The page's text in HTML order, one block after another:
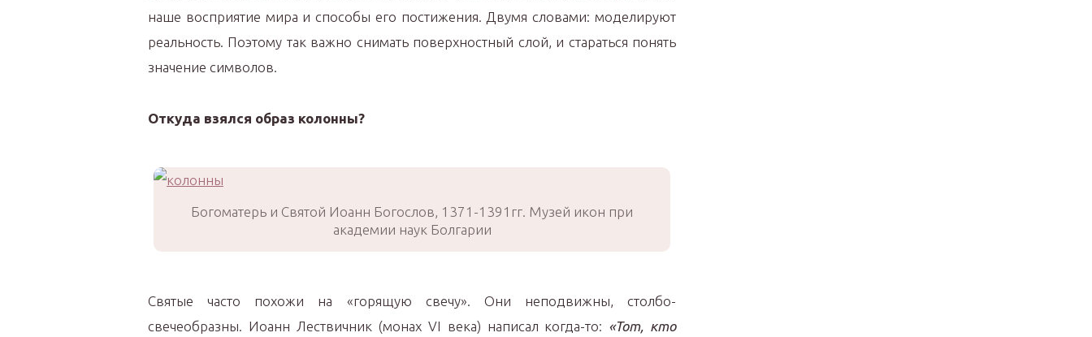
наше восприятие мира и способы его постижения. Двумя словами: моделируют
реальность. Поэтому так важно снимать поверхностный слой, и стараться понять
значение символов.
Откуда взялся образ колонны?
Богоматерь и Святой Иоанн Богослов, 1371-1391гг. Музей икон при
академии наук Болгарии
Святые часто похожи на «горящую свечу». Они неподвижны, столбо-
свечеобразны. Иоанн Лествичник (монах VI века) написал когда-то: «Тот, кто